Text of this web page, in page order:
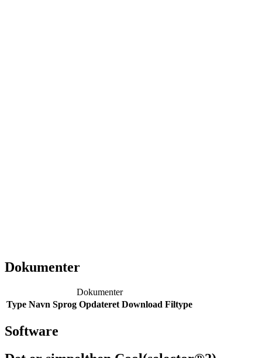
Dokumenter
Dokumenter
Type Navn Sprog Opdateret Download Filtype
Software